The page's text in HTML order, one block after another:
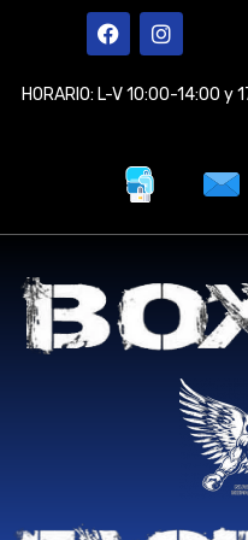
F
a
e
b
I
n
t
a
HORARIO: L-V 10:00-14:00